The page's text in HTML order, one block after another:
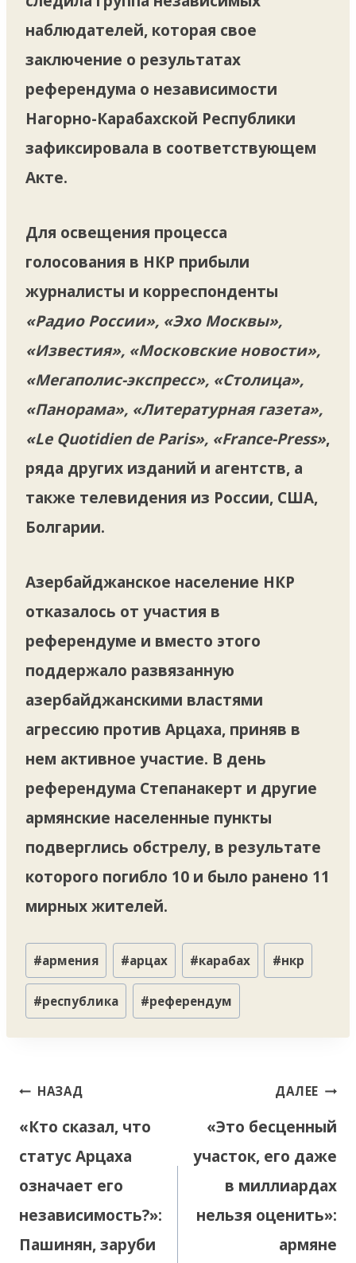
наблюдателей, которая свое
заключение о результатах
референдума о независимости
Нагорно-Карабахской Республики
зафиксировала в соответствующем
Акте.
Для освещения процесса
голосования в НКР прибыли
журналисты и корреспонденты
«Радио России», «Эхо Москвы»,
«Известия», «Московские новости»,
«Мегаполис-экспресс», «Столица»,
«Панорама», «Литературная газета»,
«Le Quotidien de Paris», «France-Press»,
ряда других изданий и агентств, а
также телевидения из России, США,
Болгарии.
Азербайджанское население НКР
отказалось от участия в
референдуме и вместо этого
поддержало развязанную
азербайджанскими властями
агрессию против Арцаха, приняв в
нем активное участие. В день
референдума Степанакерт и другие
армянские населенные пункты
подверглись обстрелу, в результате
которого погибло 10 и было ранено 11
мирных жителей.
Метки
записи:
#армения #арцах #карабах #нкр
#республика #референдум
Навигация
записям
НАЗАД
«Кто сказал, что
статус Арцаха
означает его
независимость?»:
Пашинян, заруби
ДАЛЕЕ
«Это бесценный
участок, его даже
в миллиардах
нельзя оценить»:
армяне